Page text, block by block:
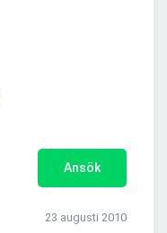
Ansök
23 augusti 2010